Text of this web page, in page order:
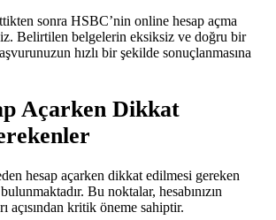
sonra HSBC’nin online hesap açma
Belirtilen belgelerin eksiksiz ve doğru bir
hızlı bir şekilde sonuçlanmasına
Açarken Dikkat
hesap açarken dikkat edilmesi gereken
Bu noktalar, hesabınızın
açısından kritik öneme sahiptir.